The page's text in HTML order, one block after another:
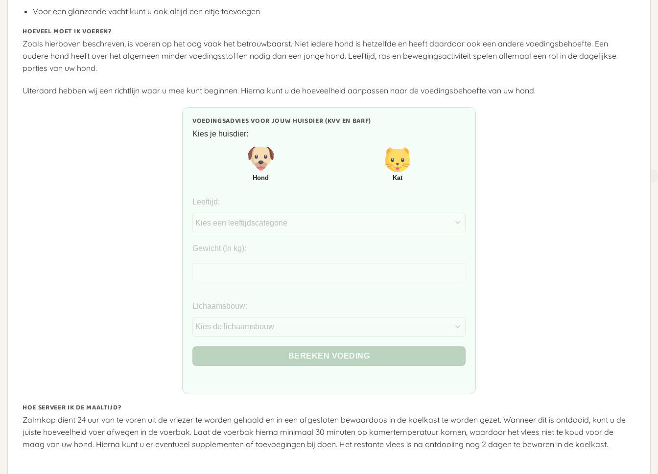
Voor een glanzende vacht kunt u ook altijd een eitje toevoegen
HOEVEEL MOET IK VOEREN?
Zoals hierboven beschreven, is voeren op het oog vaak het betrouwbaarst. Niet iedere hond is hetzelfde en heeft daardoor ook een andere voedingsbehoefte. Een
oudere hond heeft over het algemeen minder voedingsstoffen nodig dan een jonge hond. Leeftijd, ras en bewegingsactiviteit spelen allemaal een rol in de dagelijkse
porties van uw hond.
Uiteraard hebben wij een richtlijn waar u mee kunt beginnen. Hierna kunt u de hoeveelheid aanpassen naar de voedingsbehoefte van uw hond.
VOEDINGSADVIES VOOR JOUW HUISDIER (KVV EN BARF)
Kies je huisdier:
Hond Kat
Leeftijd:
Gewicht (in kg):
Lichaamsbouw:
BEREKEN VOEDING
HOE SERVEER IK DE MAALTIJD?
Zalmkop dient 24 uur van te voren uit de vriezer te worden gehaald en in een afgesloten bewaardoos in de koelkast te worden gezet. Wanneer dit is ontdooid, kunt u de
juiste hoeveelheid voer afwegen in de voerbak. Laat de voerbak hierna minimaal 30 minuten op kamertemperatuur komen, waardoor het vlees niet te koud voor de
maag van uw hond. Hierna kunt u er eventueel supplementen of toevoegingen bij doen. Het restante vlees is na ontdooiing nog 2 dagen te bewaren in de koelkast.